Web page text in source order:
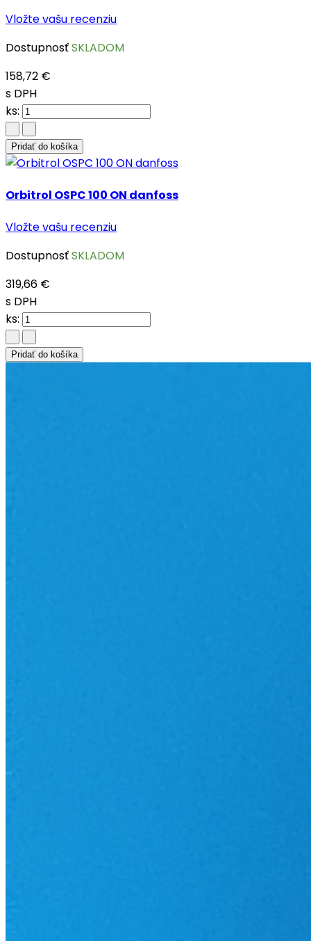
Vložte vašu recenziu
DostupnosťSKLADOM
158,72 €
s DPH
ks:
Pridať do košíka
Orbitrol OSPC 100 ON danfoss
Vložte vašu recenziu
DostupnosťSKLADOM
319,66 €
s DPH
ks:
Pridať do košíka